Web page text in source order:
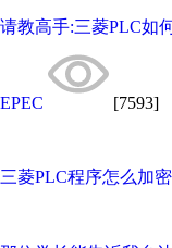
请教高手:三菱PLC如
EPEC [7593]
三菱PLC程序怎么加密